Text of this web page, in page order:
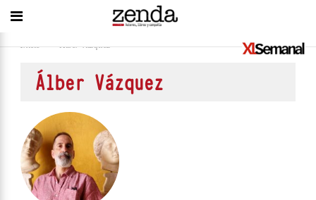
Inicio > Álber Vázquez
Álber Vázquez